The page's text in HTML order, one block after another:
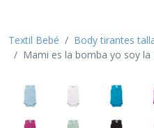
Textil Bebé
Body tirantes
Mami es la bomba yo soy